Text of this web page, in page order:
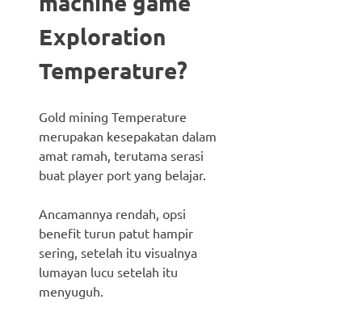
Exploration
Temperature?
Gold mining Temperature
merupakan kesepakatan dalam
amat ramah, terutama serasi
buat player port yang belajar.
Ancamannya rendah, opsi
benefit turun patut hampir
sering, setelah itu visualnya
lumayan lucu setelah itu
menyuguh.